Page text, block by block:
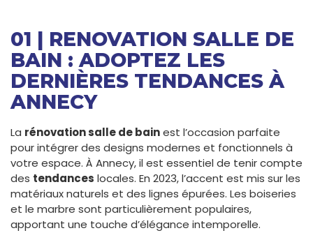
01 | RENOVATION SALLE DE
BAIN : ADOPTEZ LES
DERNIÈRES TENDANCES À
ANNECY
La rénovation salle de bainest l’occasion parfaite
pour intégrer des designs modernes et fonctionnels à
votre espace. À Annecy, il est essentiel de tenir compte
des tendances locales. En 2023, l’accent est mis sur les
matériaux naturels et des lignes épurées. Les boiseries
et le marbre sont particulièrement populaires,
apportant une touche d’élégance intemporelle.